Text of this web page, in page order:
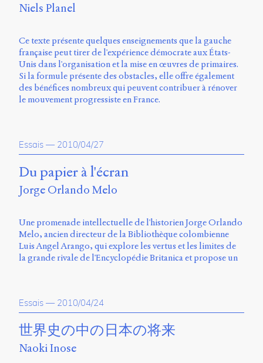
Niels Planel
Ce texte présente quelques enseignements que la gauche
française peut tirer de l'expérience démocrate aux États-
Unis dans l'organisation et la mise en œuvres de primaires.
Si la formule présente des obstacles, elle offre également
des bénéfices nombreux qui peuvent contribuer à rénover
le mouvement progressiste en France.
Essais — 2010/04/27
Du papier à l'écran
Jorge Orlando Melo
Une promenade intellectuelle de l'historien Jorge Orlando
Melo, ancien directeur de la Bibliothèque colombienne
Luis Angel Arango, qui explore les vertus et les limites de
la grande rivale de l'Encyclopédie Britanica et propose un
Essais — 2010/04/24
世界史の中の日本の将来
Naoki Inose